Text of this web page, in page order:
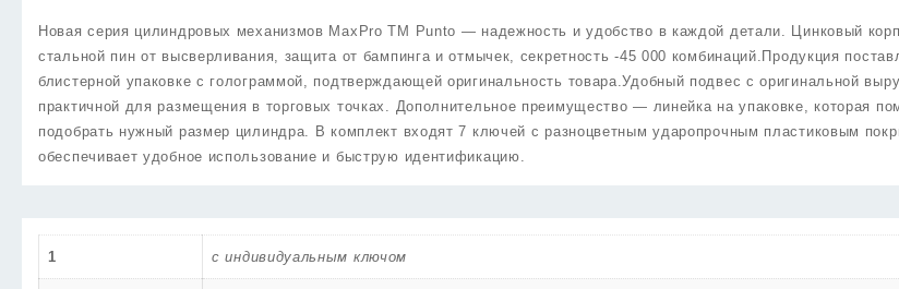
Новая серия цилиндровых механизмов MaxPro TM Punto — надежность и удобство в каждой детали. Цинковый
стальной пин от высверливания, защита от бампинга и отмычек, секретность -45 000 комбинаций.Продукция
блистерной упаковке с голограммой, подтверждающей оригинальность товара.Удобный подвес с оригинальной
практичной для размещения в торговых точках. Дополнительное преимущество — линейка на упаковке, которая
подобрать нужный размер цилиндра. В комплект входят 7 ключей с разноцветным ударопрочным пластиковым
обеспечивает удобное использование и быструю идентификацию.
1 с индивидуальным ключом